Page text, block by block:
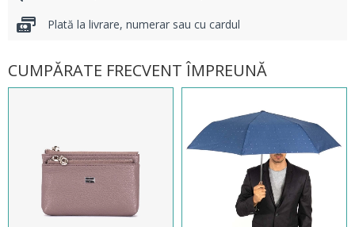
Plată la livrare, numerar sau cu cardul
CUMPĂRATE FRECVENT ÎMPREUNĂ